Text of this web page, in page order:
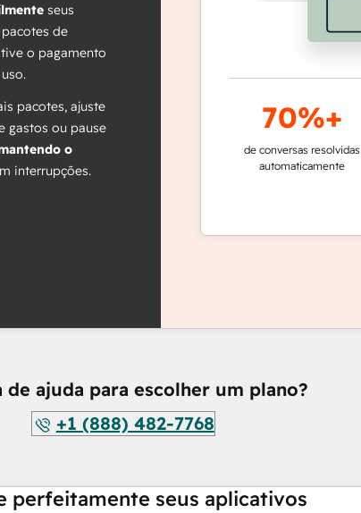
seus
de
o pagamento
pacotes, ajuste
gastos ou pause
o
interrupções.
70%+
de conversas resolvidas
automaticamente
de ajuda para escolher um plano?
+1 (888) 482-7768
perfeitamente seus aplicativos